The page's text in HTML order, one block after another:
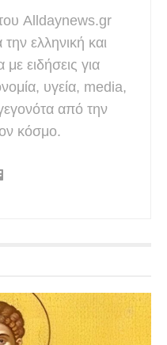
Alldaynews.gr
ελληνική και
με ειδήσεις για
υγεία, media,
από την
κόσμο.